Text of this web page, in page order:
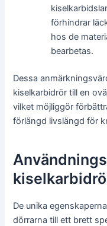
förhindrar
hos de
bearbetas.
Dessa
kiselkarbidrör till en
vilket möjliggör
förlängd livslängd för
De unika
dörrarna till ett brett